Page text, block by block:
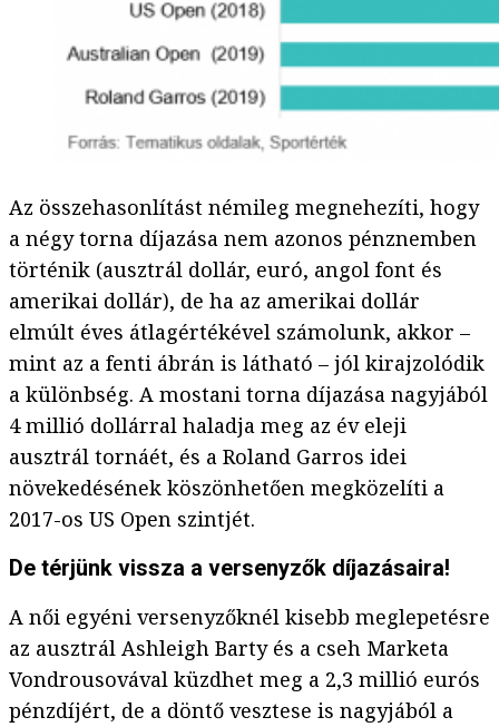
Az összehasonlítást némileg megnehezíti, hogy
a négy torna díjazása nem azonos pénznemben
történik (ausztrál dollár, euró, angol font és
amerikai dollár), de ha az amerikai dollár
elmúlt éves átlagértékével számolunk, akkor –
mint az a fenti ábrán is látható – jól kirajzolódik
a különbség. A mostani torna díjazása nagyjából
4 millió dollárral haladja meg az év eleji
ausztrál tornáét, és a Roland Garros idei
növekedésének köszönhetően megközelíti a
2017-os US Open szintjét.
De térjünk vissza a versenyzők díjazásaira!
A női egyéni versenyzőknél kisebb meglepetésre
az ausztrál Ashleigh Barty és a cseh Marketa
Vondrousovával küzdhet meg a 2,3 millió eurós
pénzdíjért, de a döntő vesztese is nagyjából a